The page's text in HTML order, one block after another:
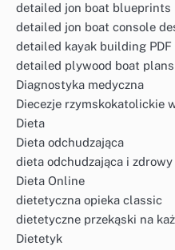
detailed jon boat blueprints
detailed jon boat console
detailed kayak building PDF
detailed plywood boat plans
Diagnostyka medyczna
Diecezje rzymskokatolickie
Dieta
Dieta odchudzająca
dieta odchudzająca i
Dieta Online
dietetyczna opieka classic
dietetyczne przekąski na
Dietetyk